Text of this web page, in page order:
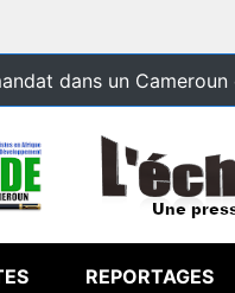
dans un Cameroun
REPORTAGES